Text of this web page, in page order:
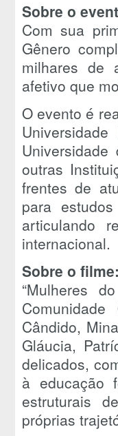
Sobre o
Com sua
Gênero
milhares de
afetivo que
O evento é
outras
frentes de
para
articulando
internacional.
Sobre o filme:
“Mulheres
Cândido,
Gláucia,
delicados,
à educação
estruturais
próprias